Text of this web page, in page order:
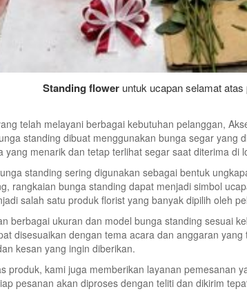
Standing flower untuk ucapan selamat
telah melayani berbagai kebutuhan pelanggan,
standing dibuat menggunakan bunga segar
yang menarik dan tetap terlihat segar saat diterima di
standing sering digunakan sebagai bentuk
rangkaian bunga standing dapat menjadi simbol
salah satu produk florist yang banyak dipilih oleh
berbagai ukuran dan model bunga standing sesuai
disesuaikan dengan tema acara dan anggaran
kesan yang ingin diberikan.
produk, kami juga memberikan layanan
pesanan akan diproses dengan teliti dan dikirim